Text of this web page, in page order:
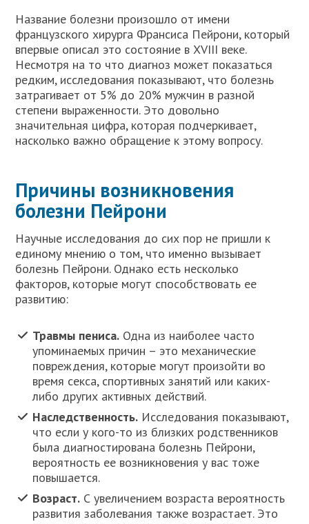
Название болезни произошло от имени
французского хирурга Франсиса Пейрони, который
впервые описал это состояние в XVIII веке.
Несмотря на то что диагноз может показаться
редким, исследования показывают, что болезнь
затрагивает от 5% до 20% мужчин в разной
степени выраженности. Это довольно
значительная цифра, которая подчеркивает,
насколько важно обращение к этому вопросу.
Причины возникновения
болезни Пейрони
Научные исследования до сих пор не пришли к
единому мнению о том, что именно вызывает
болезнь Пейрони. Однако есть несколько
факторов, которые могут способствовать ее
развитию:
Травмы пениса. Одна из наиболее часто
упоминаемых причин – это механические
повреждения, которые могут произойти во
время секса, спортивных занятий или каких-
либо других активных действий.
Наследственность. Исследования показывают,
что если у кого-то из близких родственников
была диагностирована болезнь Пейрони,
вероятность ее возникновения у вас тоже
повышается.
Возраст. С увеличением возраста вероятность
развития заболевания также возрастает. Это